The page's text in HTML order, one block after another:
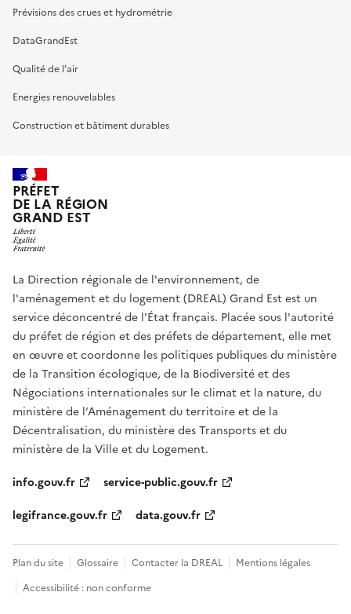
Prévisions des crues et hydrométrie
DataGrandEst
Qualité de l’air
Energies renouvelables
Construction et bâtiment durables
PRÉFET
DE LA RÉGION
GRAND EST
La Direction régionale de l'environnement, de
l'aménagement et du logement (DREAL) Grand Est est un
service déconcentré de l'État français. Placée sous l'autorité
du préfet de région et des préfets de département, elle met
en œuvre et coordonne les politiques publiques du ministère
de la Transition écologique, de la Biodiversité et des
Négociations internationales sur le climat et la nature, du
ministère de l’Aménagement du territoire et de la
Décentralisation, du ministère des Transports et du
ministère de la Ville et du Logement.
info.gouv.fr
service-public.gouv.fr
legifrance.gouv.fr
data.gouv.fr
Plan du site Glossaire Contacter la DREAL
Mentions légales
Accessibilité : non conforme